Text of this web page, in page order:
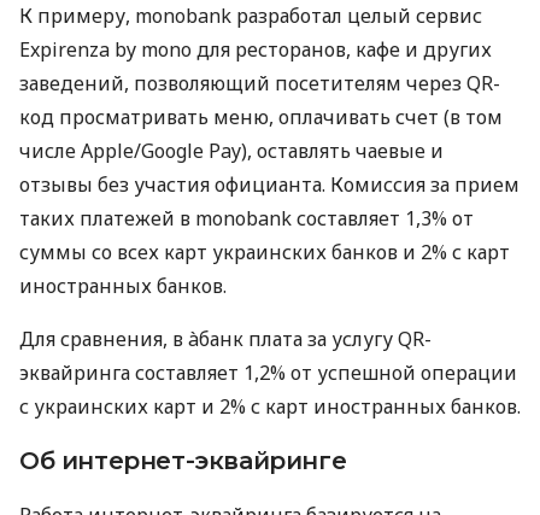
К примеру, monobank разработал целый сервис
Expirenza by mono для ресторанов, кафе и других
заведений, позволяющий посетителям через QR-
код просматривать меню, оплачивать счет (в том
числе Apple/Google Pay), оставлять чаевые и
отзывы без участия официанта. Комиссия за прием
таких платежей в monobank составляет 1,3% от
суммы со всех карт украинских банков и 2% с карт
иностранных банков.
Для сравнения, в àбанк плата за услугу QR-
эквайринга составляет 1,2% от успешной операции
с украинских карт и 2% с карт иностранных банков.
Об интернет-эквайринге